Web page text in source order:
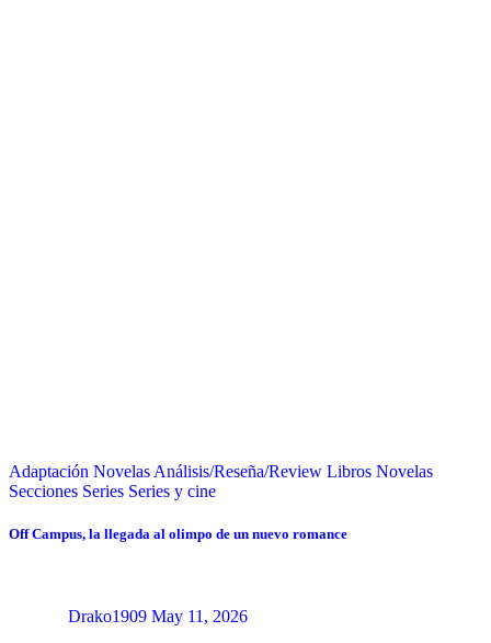
Adaptación Novelas Análisis/Reseña/Review Libros Novelas
Secciones Series Series y cine
Off Campus, la llegada al olimpo de un nuevo romance
Drako1909 May 11, 2026